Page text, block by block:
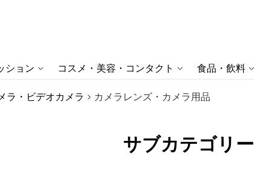
ション コスメ・美容・コンタクト 食品・飲料
ラ・ビデオカメラ カメラレンズ・カメラ用品
サブカテゴリー